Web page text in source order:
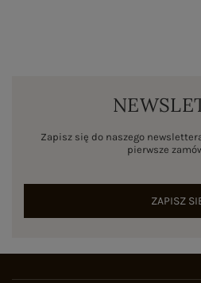
Zapisz się do naszego
pierwsze
ZAPISZ